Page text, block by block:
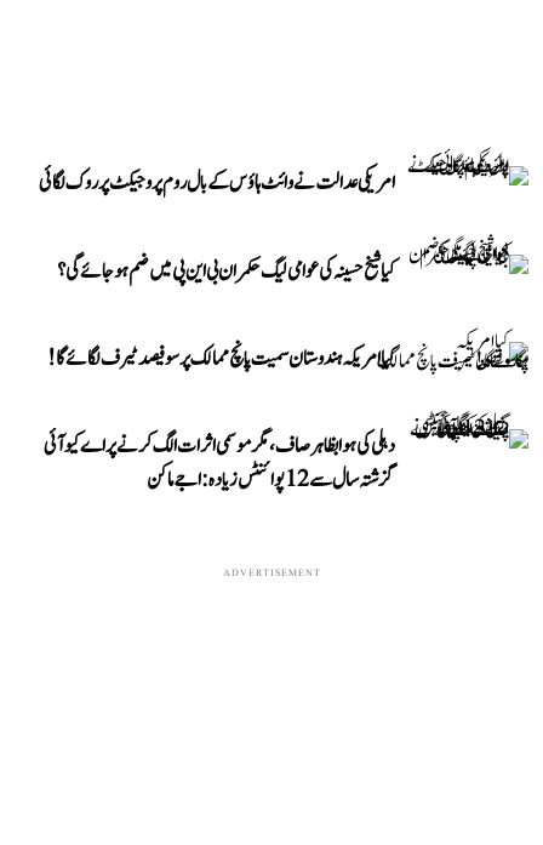
امریکی عدالت نے وائٹ ہاؤس کے بال روم پروجیکٹ پر روک لگائی
کیا شیخ حسینہ کی عوامی لیگ حکمران بی این پی میں ضم ہو جائے گی؟
کیا امریکہ ہندوستان سمیت پانچ ممالک پر سو فیصد ٹیرف لگائے گا!
دہلی کی ہوا بظاہر صاف، مگر موسمی اثرات الگ کرنے پر اے کیو آئی
گزشتہ سال سے 12 پوائنٹس زیادہ: اجے ماکن
ADVERTISEMENT